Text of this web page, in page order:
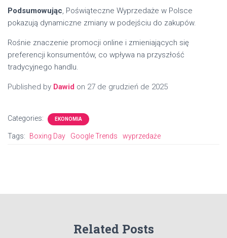
Podsumowując, Poświąteczne Wyprzedaże w Polsce
pokazują dynamiczne zmiany w podejściu do zakupów.
Rośnie znaczenie promocji online i zmieniających się
preferencji konsumentów, co wpływa na przyszłość
tradycyjnego handlu.
Published by Dawid on 27 de grudzień de 2025
Categories: EKONOMIA
Tags: Boxing Day Google Trends wyprzedaże
Related Posts